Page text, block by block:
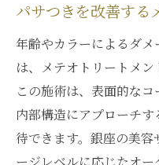
パサつきを改善する
年齢やカラーによるダ
は、メテオトリートメン
この施術は、表面的な
内部構造にアプローチ
待できます。銀座の美